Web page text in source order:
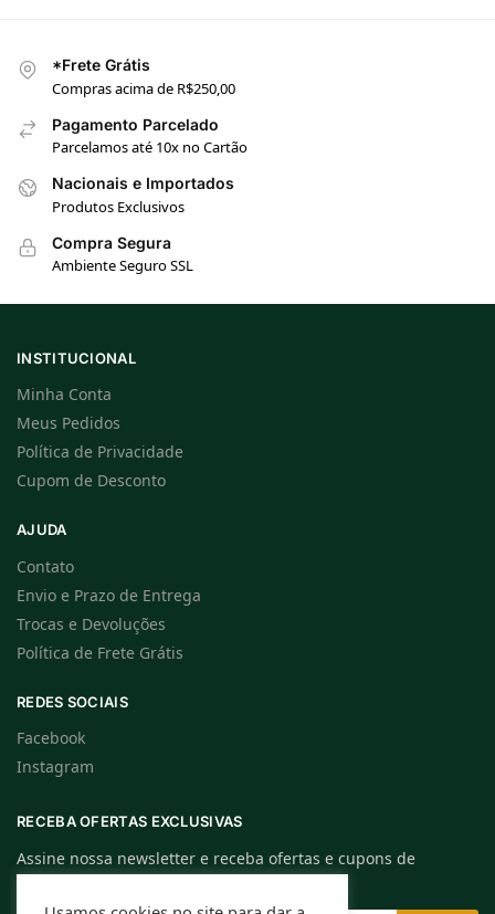
*Frete Grátis
Compras acima de R$250,00
Pagamento Parcelado
Parcelamos até 10x no Cartão
Nacionais e Importados
Produtos Exclusivos
Compra Segura
Ambiente Seguro SSL
INSTITUCIONAL
Minha Conta
Meus Pedidos
Política de Privacidade
Cupom de Desconto
AJUDA
Contato
Envio e Prazo de Entrega
Trocas e Devoluções
Política de Frete Grátis
REDES SOCIAIS
Facebook
Instagram
RECEBA OFERTAS EXCLUSIVAS
Assine nossa newsletter e receba ofertas e cupons de
descontos exclusivos.